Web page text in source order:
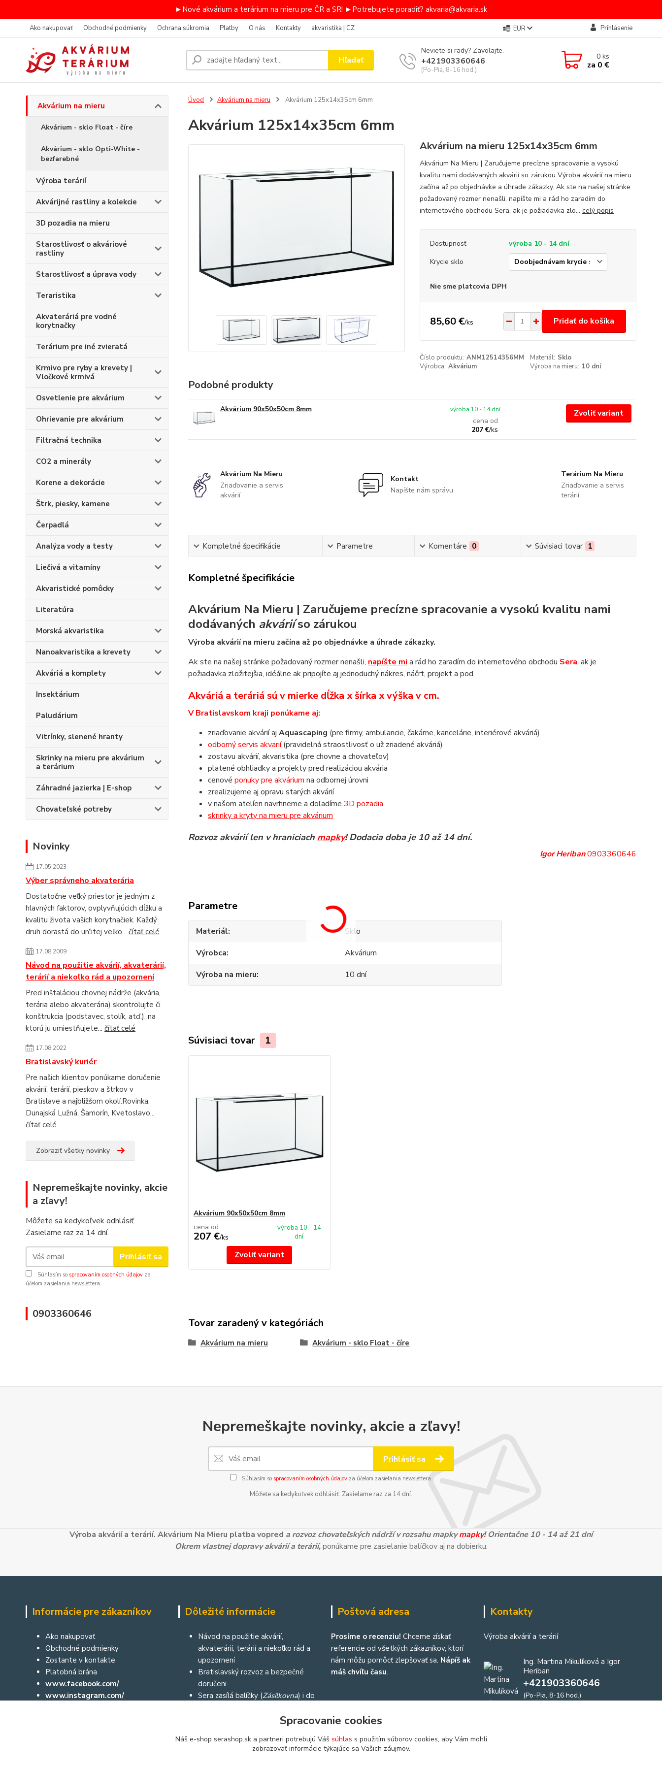
►Nové akvárium a terárium na mieru pre ČR a SR! ►Potrebujete poradiť? akvaria@akvaria.sk
Ako nakupovať Obchodné podmienky Ochrana súkromia Platby O nás Kontakty akvaristika | CZ EUR Prihlásenie
Hľadať
Neviete si rady? Zavolajte.
+421903360646
(Po-Pia, 8-16 hod.)
0ks
za 0 €
Akvárium na mieru
Akvárium - sklo Float - číre
Akvárium - sklo Opti-White -
bezfarebné
Výroba terárií
Akvárijné rastliny a kolekcie
3D pozadia na mieru
Starostlivosť o akváriové
rastliny
Starostlivosť a úprava vody
Teraristika
Akvateráriá pre vodné
korytnačky
Terárium pre iné zvieratá
Krmivo pre ryby a krevety |
Vločkové krmivá
Osvetlenie pre akvárium
Ohrievanie pre akvárium
Filtračná technika
CO2 a minerály
Korene a dekorácie
Štrk, piesky, kamene
Čerpadlá
Analýza vody a testy
Liečivá a vitamíny
Akvaristické pomôcky
Literatúra
Morská akvaristika
Nanoakvaristika a krevety
Akváriá a komplety
Insektárium
Paludárium
Vitrínky, slenené hranty
Skrinky na mieru pre akvárium
a terárium
Záhradné jazierka | E-shop
Chovateľské potreby
Novinky
17.05.2023
Výber správneho akvaterária
Dostatočne veľký priestor je jedným z
hlavných faktorov, ovplyvňujúcich dĺžku a
kvalitu života vašich korytnačiek. Každý
druh dorastá do určitej veľko... čítať celé
17.08.2009
Návod na použitie akvárií, akvaterárií,
terárií a niekoľko rád a upozornení
Pred inštaláciou chovnej nádrže (akvária,
terária alebo akvaterária) skontrolujte či
konštrukcia (podstavec, stolík, atď.), na
ktorú ju umiestňujete... čítať celé
17.08.2022
Bratislavský kuriér
Pre našich klientov ponúkame doručenie
akvárií, terárií, pieskov a štrkov v
Bratislave a najbližšom okolí:Rovinka,
Dunajská Lužná, Šamorín, Kvetoslavo...
čítať celé
Zobraziť všetky novinky
Nepremeškajte novinky, akcie
a zľavy!
Môžete sa kedykoľvek odhlásiť.
Zasielame raz za 14 dní.
Prihlásiť sa
Súhlasím so spracovaním osobných údajov za
účelom zasielania newslettera.
0903360646
Úvod Akvárium na mieru Akvárium 125x14x35cm 6mm
Akvárium 125x14x35cm 6mm
Akvárium na mieru 125x14x35cm 6mm
Akvárium Na Mieru | Zaručujeme precízne spracovanie a vysokú
kvalitu nami dodávaných akvárií so zárukou Výroba akvárií na mieru
začína až po objednávke a úhrade zákazky. Ak ste na našej stránke
požadovaný rozmer nenašli, napíšte mi a rád ho zaradím do
internetového obchodu Sera, ak je požiadavka zlo... celý popis
Dostupnosť
výroba 10 - 14 dní
Krycie sklo
Nie sme platcovia DPH
85,60 €/ks Pridať do košíka
Číslo produktu: ANM12514356MM Materiál: Sklo
Výrobca: Akvárium Výroba na mieru: 10 dní
Podobné produkty
Akvárium 90x50x50cm 8mm
cena od
207 €/ks
výroba 10 - 14 dní Zvoliť variant
Akvárium Na Mieru
Zriaďovanie a servis
akvárií
Kontakt
Napíšte nám správu
Terárium Na Mieru
Zriaďovanie a servis
terárií
Kompletné špecifikácie Parametre Komentáre 0 Súvisiaci tovar 1
Kompletné špecifikácie
Akvárium Na Mieru | Zaručujeme precízne spracovanie a vysokú kvalitu nami
dodávaných akváriíso zárukou
Výroba akvárií na mieru začína až po objednávke a úhrade zákazky.
Ak ste na našej stránke požadovaný rozmer nenašli, napíšte mi a rád ho zaradím do internetového obchodu Sera, ak je
požiadavka zložitejšia, idéálne ak pripojíte aj jednoduchý nákres, náčrt, projekt a pod.
Akváriá a teráriá sú v mierke dĺžka x šírka x výška v cm.
V Bratislavskom kraji ponúkame aj:
zriaďovanie akvárií aj Aquascaping (pre firmy, ambulancie, čakárne, kancelárie, interiérové akváriá)
odborný servis akvarií(pravidelná straostlivosť o už zriadené akváriá)
zostavu akvárií, akvaristika (pre chovne a chovateľov)
platené obhliadky a projekty pred realizáciou akvária
cenové ponuky pre akvárium na odbornej úrovni
zrealizujeme aj opravu starých akvárií
v našom atelíeri navrhneme a doladíme 3D pozadia
skrinky a kryty na mieru pre akvárium
Rozvoz akvárií len v hraniciach mapky! Dodacia doba je 10 až 14 dní.
Igor Heriban0903360646
Parametre
Materiál
Sklo
Výrobca
Akvárium
Výroba na mieru
10 dní
Súvisiaci tovar 1
Akvárium 90x50x50cm 8mm
cena od
207 €/ks
výroba 10 - 14
dní
Zvoliť variant
Tovar zaradený v kategóriách
Akvárium na mieru Akvárium - sklo Float - číre
Nepremeškajte novinky, akcie a zľavy!
Prihlásiť sa
Súhlasím so spracovaním osobných údajovza účelom zasielania newslettera.
Môžete sa kedykoľvek odhlásiť. Zasielame raz za 14 dní.
Výroba akvárií a terárií. Akvárium Na Mieru platba vopred a rozvoz chovateľských nádrží v rozsahu mapkymapky! Orientačne 10 - 14 až 21 dní
Okrem vlastnej dopravy akvárií a terárií,ponúkame pre zasielanie balíčkov aj na dobierku:
Informácie pre zákazníkov
Ako nakupovať
Obchodné podmienky
Zostante v kontakte
Platobná brána
www.facebook.com/
www.instagram.com/
Dôležité informácie
Návod na použitie akvárií,
akvaterárií, terárií a niekoľko rád a
upozornení
Bratislavský rozvoz a bezpečné
doručeni
Sera zasílá balíčky (Zásilkovna) i do
Poštová adresa
Prosíme o recenziu! Chceme získať
referencie od všetkých zákazníkov, ktorí
nám môžu pomôcť zlepšovať sa. Nápíš ak
máš chvíľu času.
Kontakty
Výroba akvárií a terárií
Ing. Martina Mikulíková a Igor
Heriban
+421903360646
(Po-Pia, 8-16 hod.)
Spracovanie cookies
Náš e-shop serashop.sk a partneri potrebujú Váš súhlas s použitím súborov cookies, aby Vám mohli
zobrazovať informácie týkajúce sa Vašich záujmov.